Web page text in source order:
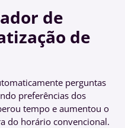
de
de
perguntas
preferências dos
tempo e aumentou o
do horário convencional.